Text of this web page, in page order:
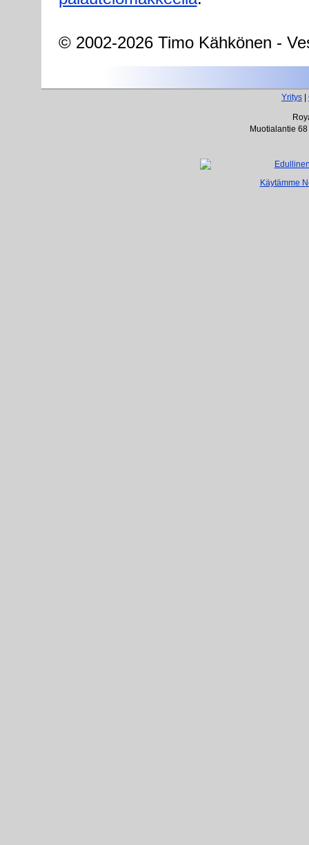
© 2002-2026 Timo Kähkönen -
Yritys
Muotialantie
Käytämme